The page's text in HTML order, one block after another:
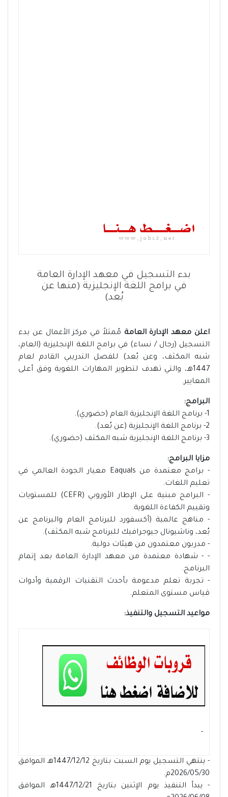
بدء التسجيل في معهد الإدارة العامة
في برامج اللغة الإنجليزية (منها عن
بُعد)
اعلن معهد الإدارة العامة مُمثلاً في مركز الأعمال عن بدء
التسجيل (رجال / نساء) في برامج اللغة الإنجليزية (العام،
شبه المكثف، وعن بُعد) للفصل التدريبي القادم لعام
1447هـ، والتي تهدف لتطوير المهارات اللغوية وفق أعلى
المعايير.
البرامج:
1- برنامج اللغة الإنجليزية العام (حضوري).
2- برنامج اللغة الإنجليزية (عن بُعد).
3- برنامج اللغة الإنجليزية شبه المكثف (حضوري).
مزايا البرامج:
- برامج معتمدة من Eaquals معيار الجودة العالمي في
تعليم اللغات.
- البرامج مبنية على الإطار الأوروبي (CEFR) للمستويات
وتقييم الكفاءة اللغوية.
- مناهج عالمية (أكسفورد للبرنامج العام والبرنامج عن
بُعد، وناشيونال جيوجرافيك للبرنامج شبه المكثف).
- مدربون معتمدون من هيئات دولية.
- - شهادة معتمدة من معهد الإدارة العامة بعد إتمام
البرنامج.
- تجربة تعلم مدعومة بأحدث التقنيات الرقمية وأدوات
قياس مستوى المتعلم.
مواعيد التسجيل والتنفيذ:
- ‏
- ينتهي التسجيل يوم السبت بتاريخ 1447/12/12هـ الموافق
2026/05/30م.
- يبدأ التنفيذ يوم الإثنين بتاريخ 1447/12/21هـ الموافق